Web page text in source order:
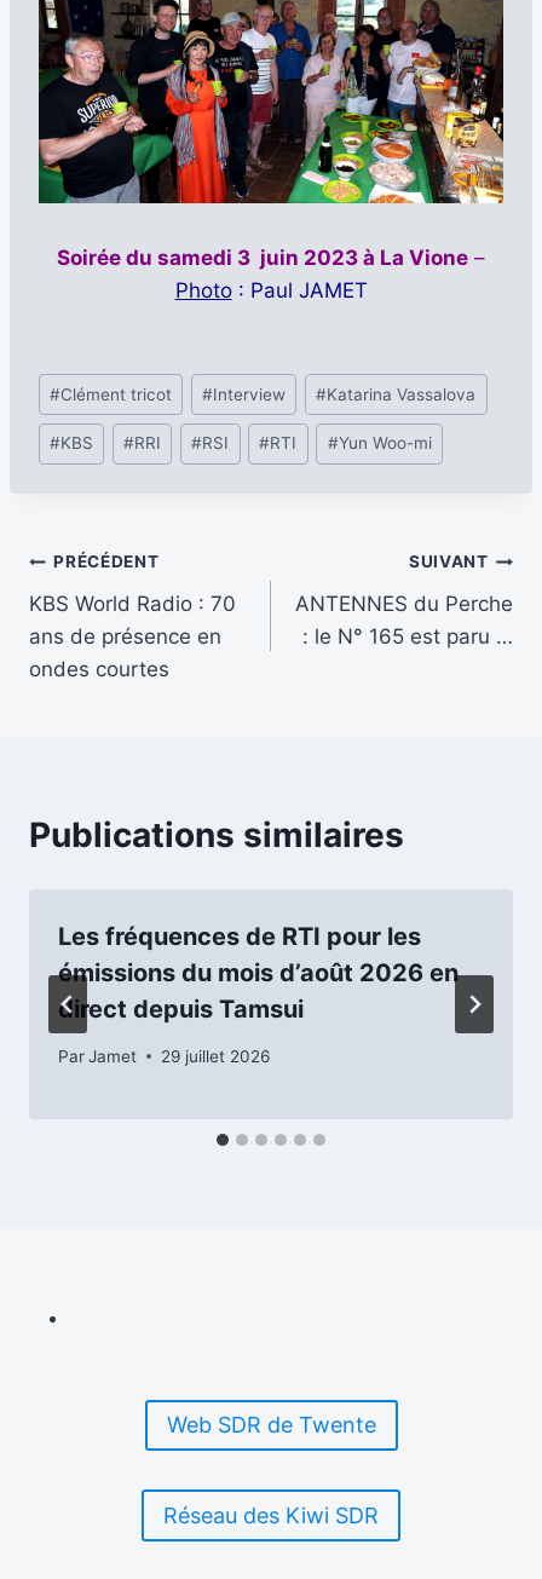
Soirée du samedi 3 juin 2023 à La Vione –
Photo: Paul JAMET
Étiquettes
de
la
#Clément tricot #Interview #Katarina Vassalova
#KBS #RRI #RSI #RTI #Yun Woo-mi
Navigation
de
l’article
PRÉCÉDENT
KBS World Radio : 70
ans de présence en
ondes courtes
SUIVANT
ANTENNES du Perche
: le N° 165 est paru …
Publications similaires
Les fréquences de RTI pour les
émissions du mois d’août 2026 en
direct depuis Tamsui
ParJamet 29 juillet 2026
Web SDR de Twente
Réseau des Kiwi SDR